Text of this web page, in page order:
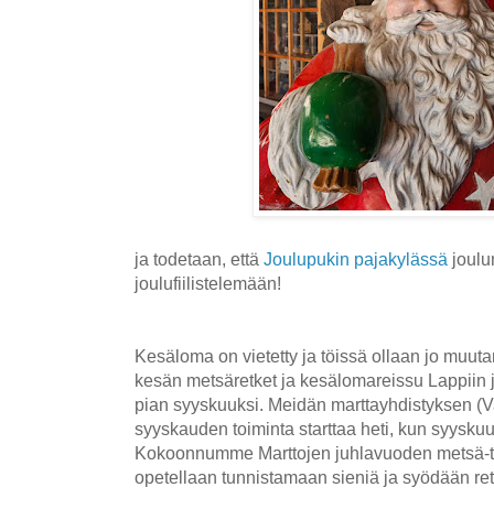
ja todetaan, että Joulupukin pajakylässä
joulufiilistelemään!
Kesäloma on vietetty ja töissä ollaan jo
kesän metsäretket ja kesälomareissu
pian syyskuuksi. Meidän marttayhdistyksen
syyskauden toiminta starttaa heti, kun
Kokoonnumme Marttojen juhlavuoden
opetellaan tunnistamaan sieniä ja syödään